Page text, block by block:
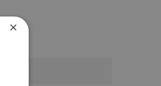
×